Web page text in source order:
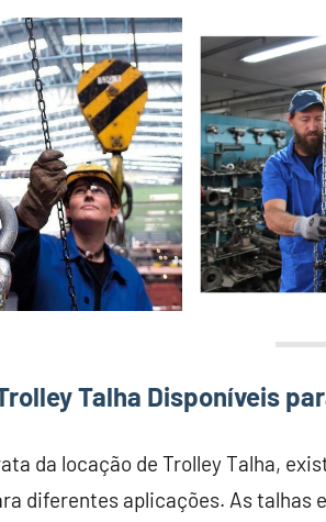
Talha Disponíveis
da locação de Trolley Talha,
diferentes aplicações. As